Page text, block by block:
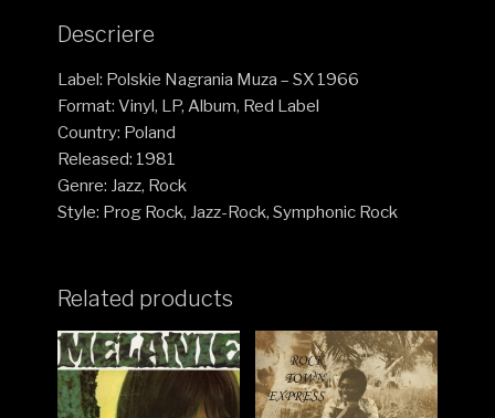
Descriere
Label: Polskie Nagrania Muza – SX 1966
Format: Vinyl, LP, Album, Red Label
Country: Poland
Released: 1981
Genre: Jazz, Rock
Style: Prog Rock, Jazz-Rock, Symphonic Rock
Related products